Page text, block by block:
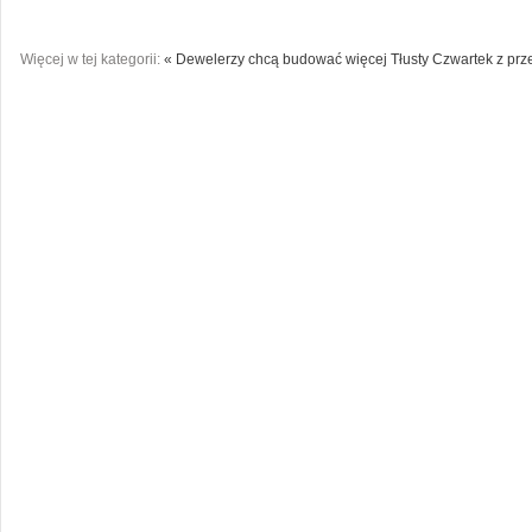
Więcej w tej kategorii: « Dewelerzy chcą budować więcej Tłusty Czwartek z